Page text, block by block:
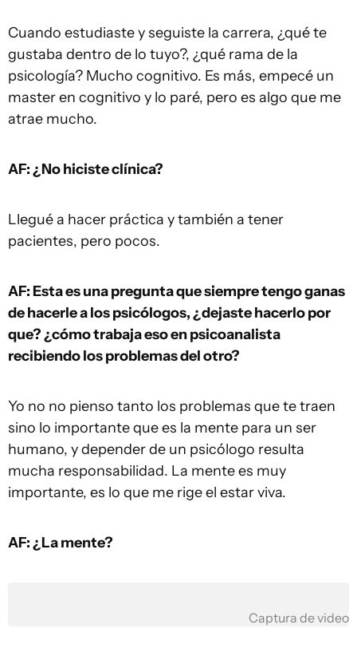
Cuando estudiaste y seguiste la carrera, ¿qué te
gustaba dentro de lo tuyo?, ¿qué rama de la
psicología? Mucho cognitivo. Es más, empecé un
master en cognitivo y lo paré, pero es algo que me
atrae mucho.
AF: ¿No hiciste clínica?
Llegué a hacer práctica y también a tener
pacientes, pero pocos.
AF: Esta es una pregunta que siempre tengo ganas
de hacerle a los psicólogos, ¿dejaste hacerlo por
que? ¿cómo trabaja eso en psicoanalista
recibiendo los problemas del otro?
Yo no no pienso tanto los problemas que te traen
sino lo importante que es la mente para un ser
humano, y depender de un psicólogo resulta
mucha responsabilidad. La mente es muy
importante, es lo que me rige el estar viva.
AF: ¿La mente?
Captura de video